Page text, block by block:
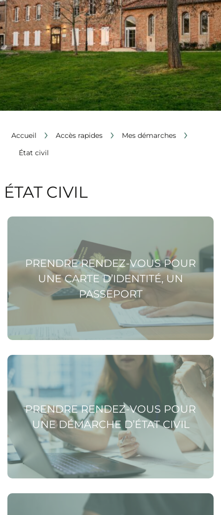
Accueil › Accès rapides › Mes démarches ›
État civil
ÉTAT CIVIL
PRENDRE RENDEZ-VOUS POUR
UNE CARTE D’IDENTITÉ, UN
PASSEPORT
Voir la page Prendre rendez-vous pour une carte
PRENDRE RENDEZ-VOUS POUR
UNE DÉMARCHE D’ÉTAT CIVIL
Voir la page Prendre rendez-vous pour une démarche
d’état civil
Voir la page Certifier mon identité numérique avec